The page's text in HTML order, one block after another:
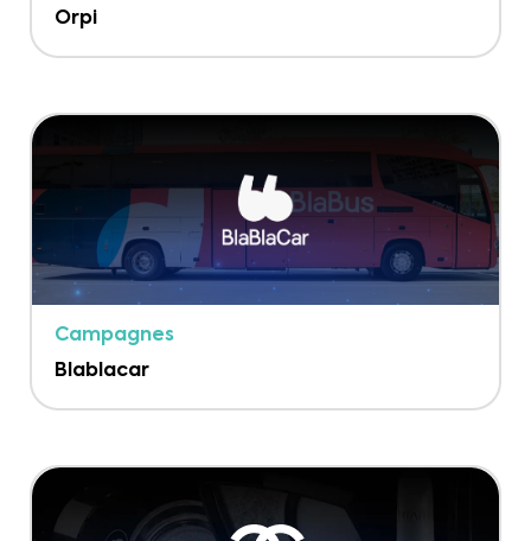
Orpi
Campagnes
Blablacar